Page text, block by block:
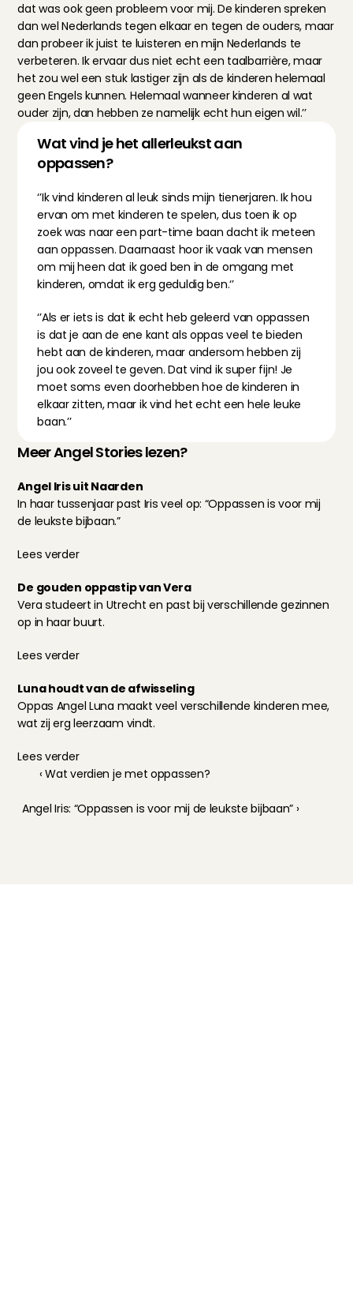
dat was ook geen probleem voor mij. De kinderen spreken
dan wel Nederlands tegen elkaar en tegen de ouders, maar
dan probeer ik juist te luisteren en mijn Nederlands te
verbeteren. Ik ervaar dus niet echt een taalbarrière, maar
het zou wel een stuk lastiger zijn als de kinderen helemaal
geen Engels kunnen. Helemaal wanneer kinderen al wat
ouder zijn, dan hebben ze namelijk echt hun eigen wil.’’
Wat vind je het allerleukst aan
oppassen?
‘’Ik vind kinderen al leuk sinds mijn tienerjaren. Ik hou
ervan om met kinderen te spelen, dus toen ik op
zoek was naar een part-time baan dacht ik meteen
aan oppassen. Daarnaast hoor ik vaak van mensen
om mij heen dat ik goed ben in de omgang met
kinderen, omdat ik erg geduldig ben.‘’
‘’Als er iets is dat ik echt heb geleerd van oppassen
is dat je aan de ene kant als oppas veel te bieden
hebt aan de kinderen, maar andersom hebben zij
jou ook zoveel te geven. Dat vind ik super fijn! Je
moet soms even doorhebben hoe de kinderen in
elkaar zitten, maar ik vind het echt een hele leuke
baan.’’
Meer Angel Stories lezen?
Angel Iris uit Naarden
In haar tussenjaar past Iris veel op: “Oppassen is voor mij
de leukste bijbaan.”
Lees verder
De gouden oppastip van Vera
Vera studeert in Utrecht en past bij verschillende gezinnen
op in haar buurt.
Lees verder
Luna houdt van de afwisseling
Oppas Angel Luna maakt veel verschillende kinderen mee,
wat zij erg leerzaam vindt.
Lees verder
‹ Wat verdien je met oppassen?
Angel Iris: “Oppassen is voor mij de leukste bijbaan” ›